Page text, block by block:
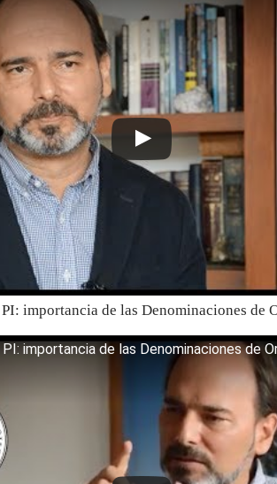
importancia de las Denominaciones de
importancia de las Denominaciones de